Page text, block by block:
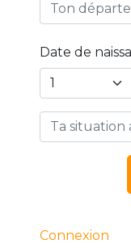
Ton
Date de
Year
Connexion